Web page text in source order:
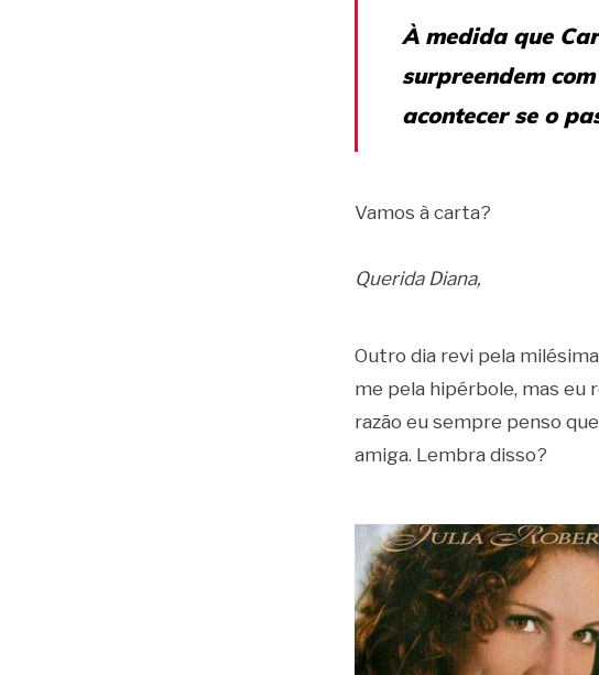
À medida que
surpreendem
acontecer se o
Vamos à carta?
Querida Diana,
Outro dia revi pela
me pela hipérbole, mas eu
razão eu sempre penso
amiga. Lembra disso?